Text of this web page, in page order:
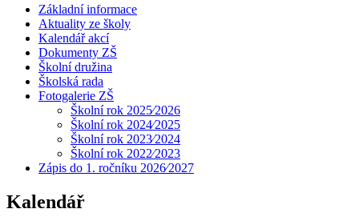
Základní informace
Aktuality ze školy
Kalendář akcí
Dokumenty ZŠ
Školní družina
Školská rada
Fotogalerie ZŠ
Školní rok 2025⁄2026
Školní rok 2024⁄2025
Školní rok 2023⁄2024
Školní rok 2022⁄2023
Zápis do 1. ročníku 2026⁄2027
Kalendář